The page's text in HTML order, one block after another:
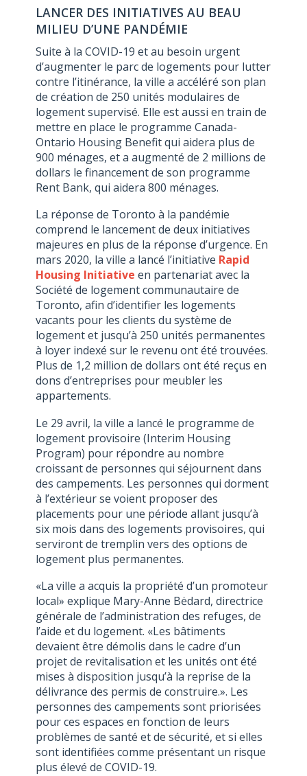
LANCER DES INITIATIVES AU BEAU
MILIEU D’UNE PANDÉMIE
Suite à la COVID-19 et au besoin urgent
d’augmenter le parc de logements pour lutter
contre l’itinérance, la ville a accéléré son plan
de création de 250 unités modulaires de
logement supervisé. Elle est aussi en train de
mettre en place le programme Canada-
Ontario Housing Benefit qui aidera plus de
900 ménages, et a augmenté de 2 millions de
dollars le financement de son programme
Rent Bank, qui aidera 800 ménages.
La réponse de Toronto à la pandémie
comprend le lancement de deux initiatives
majeures en plus de la réponse d’urgence. En
mars 2020, la ville a lancé l’initiative Rapid
Housing Initiative en partenariat avec la
Société de logement communautaire de
Toronto, afin d’identifier les logements
vacants pour les clients du système de
logement et jusqu’à 250 unités permanentes
à loyer indexé sur le revenu ont été trouvées.
Plus de 1,2 million de dollars ont été reçus en
dons d’entreprises pour meubler les
appartements.
Le 29 avril, la ville a lancé le programme de
logement provisoire (Interim Housing
Program) pour répondre au nombre
croissant de personnes qui séjournent dans
des campements. Les personnes qui dorment
à l’extérieur se voient proposer des
placements pour une période allant jusqu’à
six mois dans des logements provisoires, qui
serviront de tremplin vers des options de
logement plus permanentes.
«La ville a acquis la propriété d’un promoteur
local» explique Mary-Anne Bėdard, directrice
générale de l’administration des refuges, de
l’aide et du logement. «Les bâtiments
devaient être démolis dans le cadre d’un
projet de revitalisation et les unités ont été
mises à disposition jusqu’à la reprise de la
délivrance des permis de construire.». Les
personnes des campements sont priorisées
pour ces espaces en fonction de leurs
problèmes de santé et de sécurité, et si elles
sont identifiées comme présentant un risque
plus élevé de COVID-19.